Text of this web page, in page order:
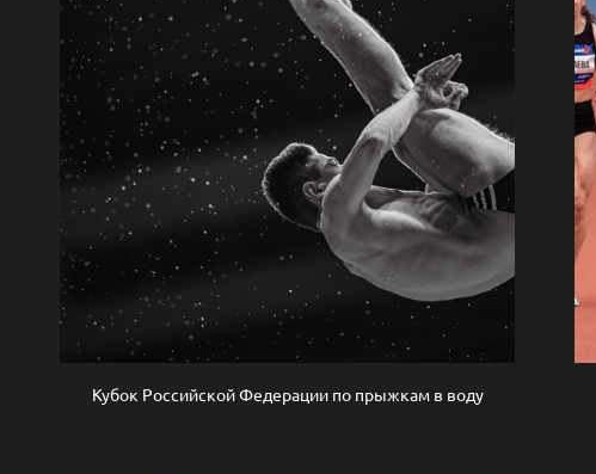
Кубок Российской Федерации по прыжкам в воду